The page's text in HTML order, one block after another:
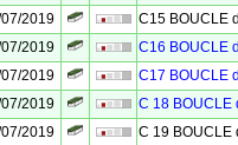
2019
C15 BOUCLE
2019
C16 BOUCLE
2019
C17 BOUCLE
2019
C 18 BOUCLE
2019
C 19 BOUCLE